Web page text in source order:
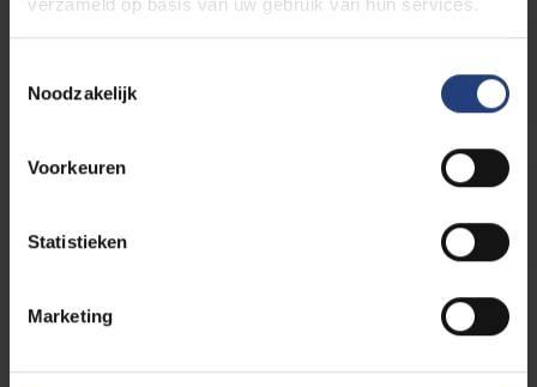
Noodzakelijk
Voorkeuren
Statistieken
Marketing
werkstudent?